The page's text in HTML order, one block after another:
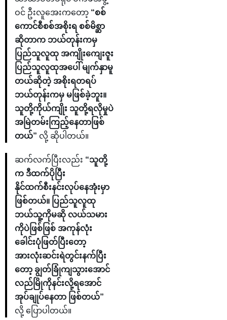
ဝင် ဦးလူအေးကတော့ “စစ်
ကောင်စီစစ်အစိုးရ စစ်မိစ္ဆာ
ဆိုတာက ဘယ်တုန်းကမှ
ပြည်သူလူထု အကျိုးကျေးဇူး
ပြည်သူလူထုအပေါ် မျက်နှာမူ
တယ်ဆိုတဲ့ အစိုးရတရပ်
ဘယ်တုန်းကမှ မဖြစ်ခဲ့ဘူး။
သူတို့ကိုယ်ကျိုး သူတို့ရလိုမှုပဲ
အမြဲတမ်းကြည့်နေတာဖြစ်
တယ်” လို့ ဆိုပါတယ်။
ဆက်လက်ပြီးလည်း “သူတို့
က ဒီထက်ပိုပြီး
နိုင်ထက်စီးနင်းလုပ်နေအုံးမှာ
ဖြစ်တယ်။ ပြည်သူလူထု
ဘယ်သူ့ကိုမဆို လယ်သမား
ကိုပဲဖြစ်ဖြစ် အကုန်လုံး
ခေါင်းပုံဖြတ်ပြီးတော့
အားလုံးဆင်းရဲတွင်းနက်ပြီး
တော့ ချွတ်ခြုံကျသွားအောင်
လည်မြိုကိုနင်းလို့ရအောင်
အုပ်ချုပ်နေတာ ဖြစ်တယ်”
လို့ ပြောပါတယ်။